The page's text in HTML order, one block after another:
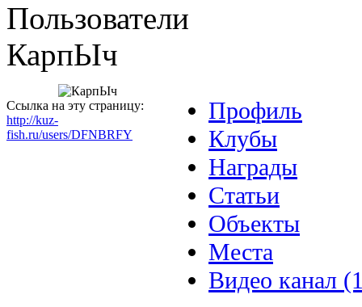
Пользователи
КарпЬIч
Ссылка на эту страницу:
http://kuz-
fish.ru/users/DFNBRFY
Профиль
Клубы
Награды
Статьи
Объекты
Места
Видео канал